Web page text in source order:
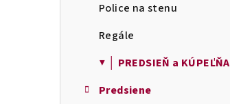
Police na stenu
Regále
▼ │ PREDSIEŇ a KÚPEĽŇA
Predsiene